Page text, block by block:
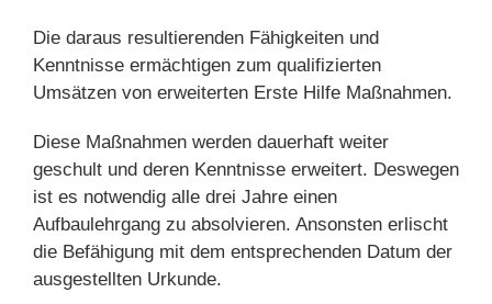
Die daraus resultierenden Fähigkeiten und
Kenntnisse ermächtigen zum qualifizierten
Umsätzen von erweiterten Erste Hilfe Maßnahmen.
Diese Maßnahmen werden dauerhaft weiter
geschult und deren Kenntnisse erweitert. Deswegen
ist es notwendig alle drei Jahre einen
Aufbaulehrgang zu absolvieren. Ansonsten erlischt
die Befähigung mit dem entsprechenden Datum der
ausgestellten Urkunde.